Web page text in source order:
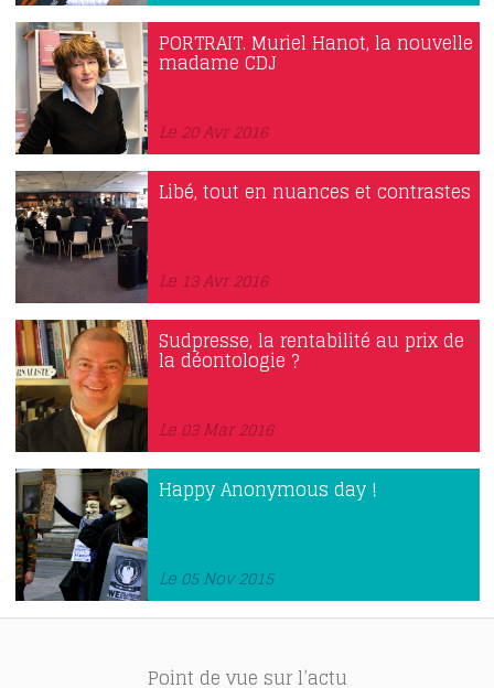
PORTRAIT. Muriel Hanot, la nouvelle
madame CDJ
Le 20 Avr 2016
Libé, tout en nuances et contrastes
Le 13 Avr 2016
Sudpresse, la rentabilité au prix de
la déontologie ?
Le 03 Mar 2016
Happy Anonymous day !
Le 05 Nov 2015
Point de vue sur l’actu